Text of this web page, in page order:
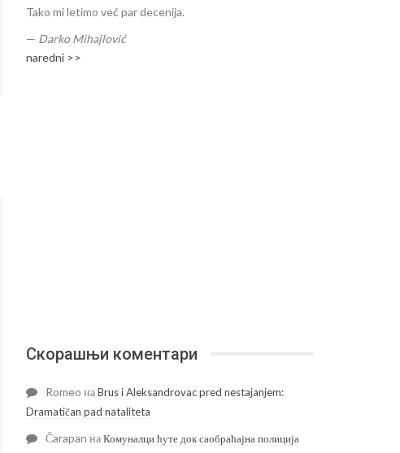
Tako mi letimo već par decenija.
— Darko Mihajlović
naredni >>
Скорашњи коментари
Romeo наBrus i Aleksandrovac pred nestajanjem:
Dramatičan pad nataliteta
Čarapan наКомуналци ћуте док саобраћајна полиција